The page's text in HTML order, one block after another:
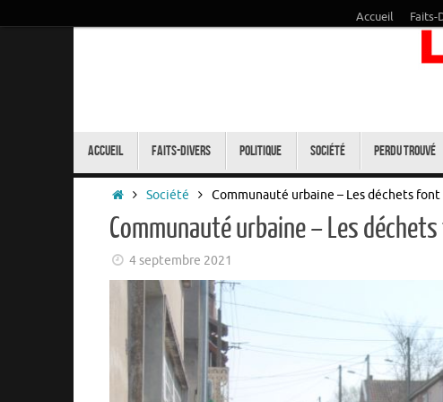
Accueil Faits-
Accueil Faits-Divers Politique Société Perdu trouvé
Accueil
Société Communauté urbaine – Les déchets
Communauté urbaine – Les
4 septembre 2021